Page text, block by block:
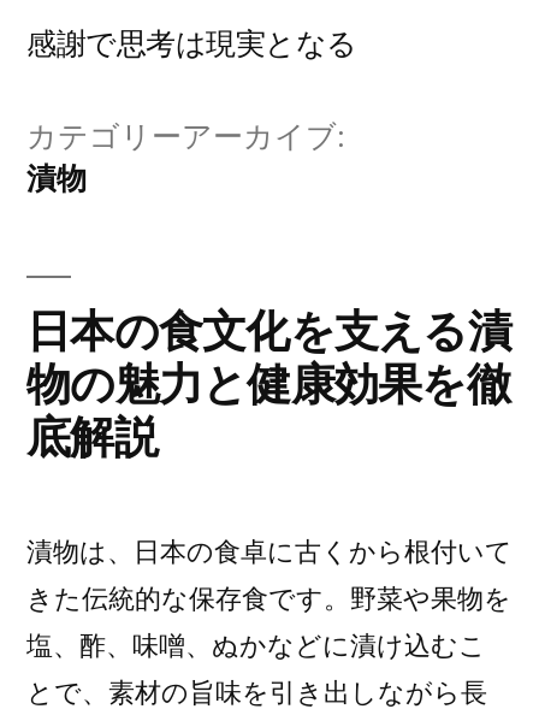
感謝で思考は現実となる
カテゴリーアーカイブ:
漬物
日本の食文化を支える漬
物の魅力と健康効果を徹
底解説
漬物は、日本の食卓に古くから根付いて
きた伝統的な保存食です。野菜や果物を
塩、酢、味噌、ぬかなどに漬け込むこ
とで、素材の旨味を引き出しながら長